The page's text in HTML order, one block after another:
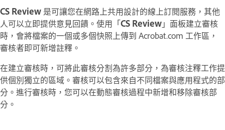
CS Review 是可讓您在網路上共用設計的線上訂閱服務，其他
人可以立即提供意見回饋。使用「CS Review」面板建立審核
時，會將檔案的一個或多個快照上傳到 Acrobat.com 工作區，
審核者即可新增註釋。
在建立審核時，可將此審核分割為許多部分 ，為審核注釋工作提
供個別獨立的區域。審核可以包含來自不同檔案與應用程式的部
分。進行審核時，您可以在動態審核過程中新增和移除審核部
分。